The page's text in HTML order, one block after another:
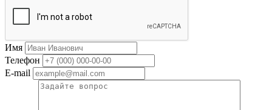
Имя
Телефон
E-mail